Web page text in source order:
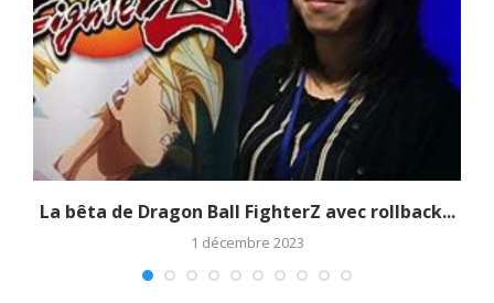
La bêta de Dragon Ball FighterZ avec rollback...
1 décembre 2023